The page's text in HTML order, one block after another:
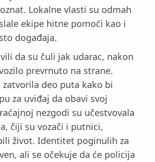
Lokalne vlasti su odmah
ekipe hitne pomoći kao i
događaja.
da su čuli jak udarac, nakon
prevrnuto na strane.
zatvorila deo puta kako bi
za uviđaj da obavi svoj
nezgodi su učestvovala
čiji su vozači i putnici,
život. Identitet poginulih za
ali se očekuje da će policija